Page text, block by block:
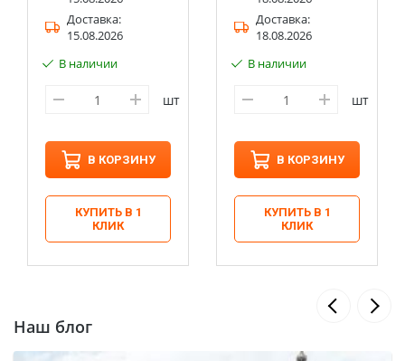
Доставка:
15.08.2026
В наличии
шт
В КОРЗИНУ
КУПИТЬ В 1
КЛИК
Доставка:
18.08.2026
В наличии
шт
В КОРЗИНУ
КУПИТЬ В 1
КЛИК
Наш блог